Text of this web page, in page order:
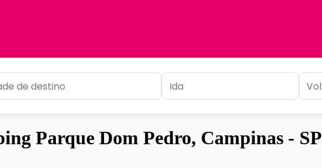
Parque Dom Pedro, Campinas - SP